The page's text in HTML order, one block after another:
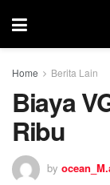
Home Berita Lain
Biaya
Ribu
by